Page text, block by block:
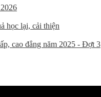
học lại, cải thiện
cao đẳng năm 2025 - Đợt 3